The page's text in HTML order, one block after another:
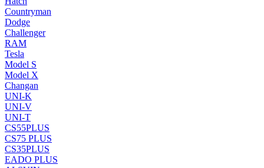
Countryman
Dodge
Challenger
RAM
Tesla
Model S
Model X
Changan
UNI-K
UNI-V
UNI-T
CS55PLUS
CS75 PLUS
CS35PLUS
EADO PLUS